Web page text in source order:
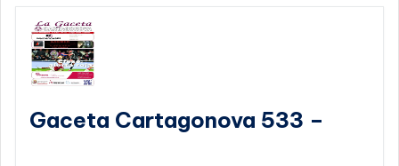
Gaceta Cartagonova 533 –